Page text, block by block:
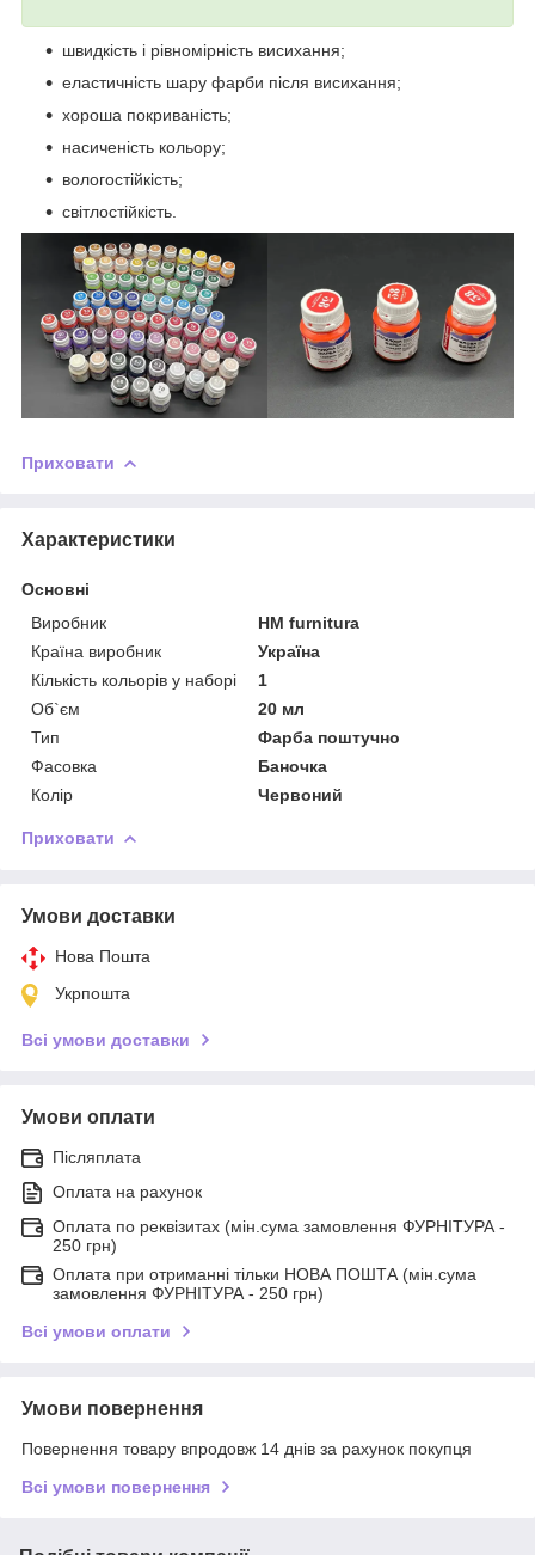
швидкість і рівномірність висихання;
еластичність шару фарби після висихання;
хороша покриваність;
насиченість кольору;
вологостійкість;
світлостійкість.
Приховати
Характеристики
Основні
Виробник
HM furnitura
Країна виробник
Україна
Кількість кольорів у наборі
1
Об`єм
20 мл
Тип
Фарба поштучно
Фасовка
Баночка
Колір
Червоний
Приховати
Умови доставки
Нова Пошта
Укрпошта
Всі умови доставки
Умови оплати
Післяплата
Оплата на рахунок
Оплата по реквізитах (мін.сума замовлення ФУРНІТУРА -
250 грн)
Оплата при отриманні тільки НОВА ПОШТА (мін.сума
замовлення ФУРНІТУРА - 250 грн)
Всі умови оплати
Умови повернення
Повернення товару впродовж 14 днів за рахунок покупця
Всі умови повернення